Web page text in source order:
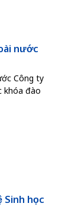
nước
Công ty
khóa đào
Sinh học